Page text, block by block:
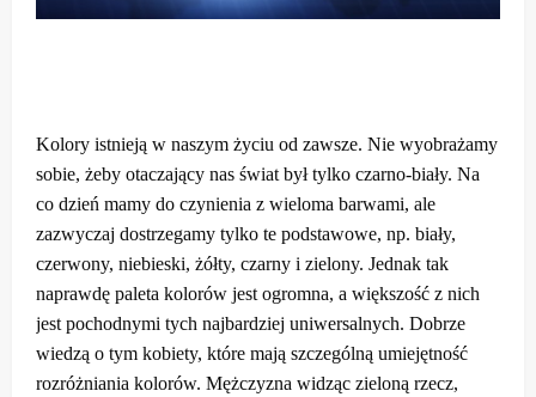
Kolory istnieją w naszym życiu od zawsze. Nie wyobrażamy
sobie, żeby otaczający nas świat był tylko czarno-biały. Na
co dzień mamy do czynienia z wieloma barwami, ale
zazwyczaj dostrzegamy tylko te podstawowe, np. biały,
czerwony, niebieski, żółty, czarny i zielony. Jednak tak
naprawdę paleta kolorów jest ogromna, a większość z nich
jest pochodnymi tych najbardziej uniwersalnych. Dobrze
wiedzą o tym kobiety, które mają szczególną umiejętność
rozróżniania kolorów. Mężczyzna widząc zieloną rzecz,